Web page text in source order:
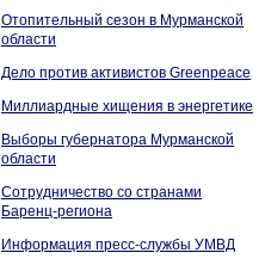
Отопительный сезон в Мурманской
области
Дело против активистов Greenpeace
Миллиардные хищения в энергетике
Выборы губернатора Мурманской
области
Сотрудничество со странами
Баренц-региона
Информация пресс-службы УМВД